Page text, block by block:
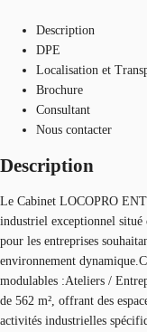
Description
DPE
Localisation et
Brochure
Consultant
Nous contacter
Description
Le Cabinet LOCOPRO
industriel exceptionnel
pour les entreprises
environnement
modulables :Ateliers /
de 562 m², offrant des
activités industrielles